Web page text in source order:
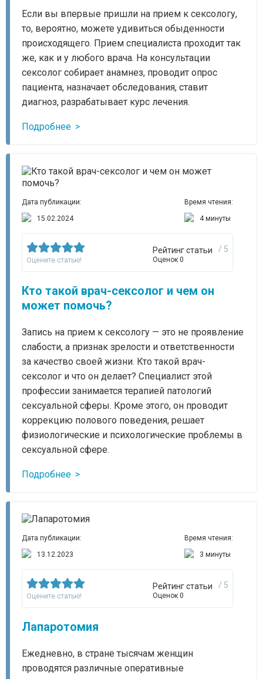
Если вы впервые пришли на прием к сексологу,
то, вероятно, можете удивиться обыденности
происходящего. Прием специалиста проходит так
же, как и у любого врача. На консультации
сексолог собирает анамнез, проводит опрос
пациента, назначает обследования, ставит
диагноз, разрабатывает курс лечения.
Подробнее
Дата публикации:
15.02.2024
Время чтения:
4 минуты
Оцените статью!
Рейтинг статьи / 5
Оценок 0
Кто такой врач-сексолог и чем он
может помочь?
Запись на прием к сексологу — это не проявление
слабости, а признак зрелости и ответственности
за качество своей жизни. Кто такой врач-
сексолог и что он делает? Специалист этой
профессии занимается терапией патологий
сексуальной сферы. Кроме этого, он проводит
коррекцию полового поведения, решает
физиологические и психологические проблемы в
сексуальной сфере.
Подробнее
Дата публикации:
13.12.2023
Время чтения:
3 минуты
Оцените статью!
Рейтинг статьи / 5
Оценок 0
Лапаротомия
Ежедневно, в стране тысячам женщин
проводятся различные оперативные